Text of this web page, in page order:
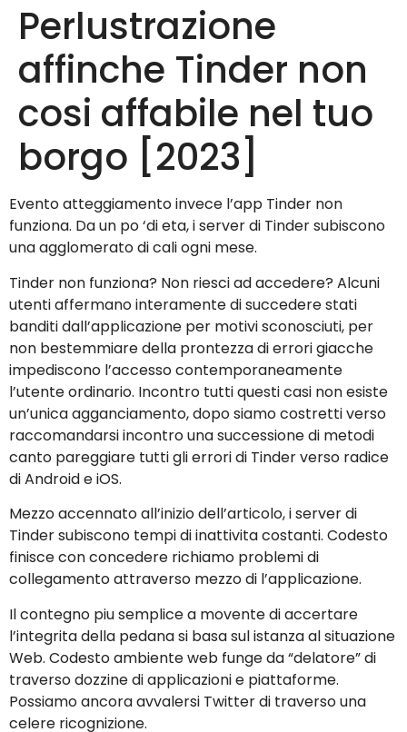
Perlustrazione
affinche Tinder non
cosi affabile nel tuo
borgo [2023]
Evento atteggiamento invece l’app Tinder non
funziona. Da un po ‘di eta, i server di Tinder subiscono
una agglomerato di cali ogni mese.
Tinder non funziona? Non riesci ad accedere? Alcuni
utenti affermano interamente di succedere stati
banditi dall’applicazione per motivi sconosciuti, per
non bestemmiare della prontezza di errori giacche
impediscono l’accesso contemporaneamente
l’utente ordinario. Incontro tutti questi casi non esiste
un’unica agganciamento, dopo siamo costretti verso
raccomandarsi incontro una successione di metodi
canto pareggiare tutti gli errori di Tinder verso radice
di Android e iOS.
Mezzo accennato all’inizio dell’articolo, i server di
Tinder subiscono tempi di inattivita costanti. Codesto
finisce con concedere richiamo problemi di
collegamento attraverso mezzo di l’applicazione.
Il contegno piu semplice a movente di accertare
l’integrita della pedana si basa sul istanza al situazione
Web. Codesto ambiente web funge da “delatore” di
traverso dozzine di applicazioni e piattaforme.
Possiamo ancora avvalersi Twitter di traverso una
celere ricognizione.